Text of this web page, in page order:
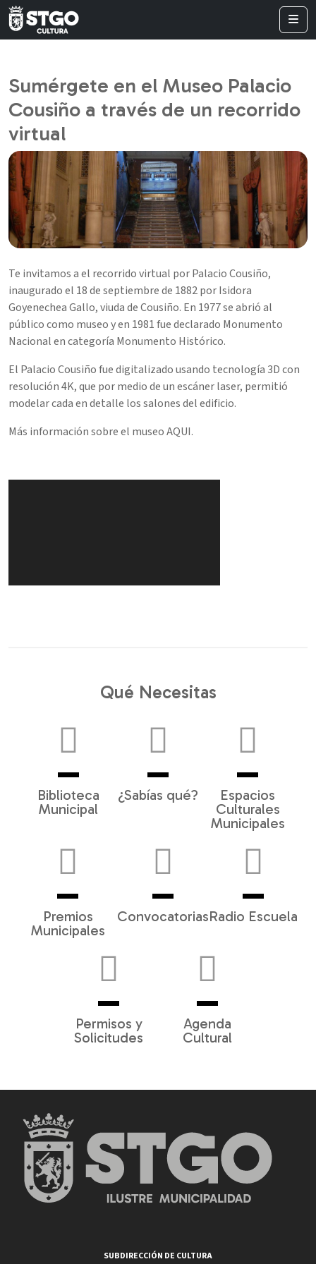
Sumérgete en el Museo Palacio
Cousiño a través de un recorrido
virtual
Te invitamos a el recorrido virtual por Palacio Cousiño,
inaugurado el 18 de septiembre de 1882 por Isidora
Goyenechea Gallo, viuda de Cousiño. En 1977 se abrió al
público como museo y en 1981 fue declarado Monumento
Nacional en categoría Monumento Histórico.
El Palacio Cousiño fue digitalizado usando tecnología 3D con
resolución 4K, que por medio de un escáner laser, permitió
modelar cada en detalle los salones del edificio.
Más información sobre el museoAQUI.
Qué Necesitas
Biblioteca
Municipal
¿Sabías qué?
Espacios
Culturales
Municipales
Premios
Municipales
ConvocatoriasRadio Escuela
Permisos y
Solicitudes
Agenda
Cultural
SUBDIRECCIÓN DE CULTURA